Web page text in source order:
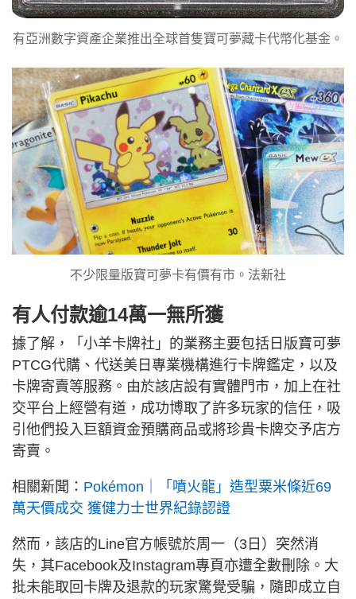
有亞洲數字資產企業推出全球首隻寶可夢藏卡代幣化基金。
不少限量版寶可夢卡有價有市。法新社
有人付款逾14萬一無所獲
據了解，「小羊卡牌社」的業務主要包括日版寶可夢
PTCG代購、代送美日專業機構進行卡牌鑑定，以及
卡牌寄賣等服務。由於該店設有實體門市，加上在社
交平台上經營有道，成功博取了許多玩家的信任，吸
引他們投入巨額資金預購商品或將珍貴卡牌交予店方
寄賣。
相關新聞： Pokémon｜「噴火龍」造型粟米條近69
萬天價成交 獲健力士世界紀錄認證
然而，該店的Line官方帳號於周一（3日）突然消
失，其Facebook及Instagram專頁亦遭全數刪除。大
批未能取回卡牌及退款的玩家驚覺受騙，隨即成立自